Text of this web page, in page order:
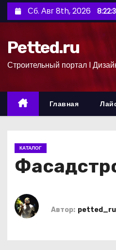
е
с
Сб. Авг 8th, 2026
Petted.ru
Строительный портал l
Главная
КАТАЛОГ
Автор: petted_ru